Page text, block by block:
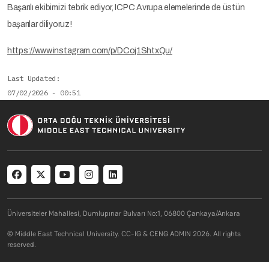
Başarılı ekibimizi tebrik ediyor, ICPC Avrupa elemelerinde de üstün
başarılar diliyoruz!
https://www.instagram.com/p/DCoj1ShtxQu/
Last Updated
07/02/2026 - 00:51
Social menu
Üniversiteler Mahallesi, Dumlupınar Bulvarı No:1, 06800 Çankaya/Ankara
© Middle East Technical University. CC-IG & CENG ADMIN 2026. All rights
reserved.